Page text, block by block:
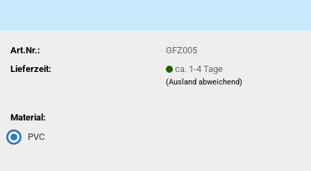
Art.Nr.:
GFZ005
Lieferzeit:
ca. 1-4 Tage
(Ausland abweichend)
Material:
PVC